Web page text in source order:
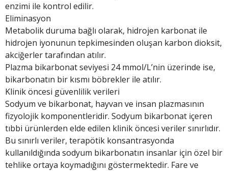
enzimi ile kontrol edilir.
Eliminasyon
Metabolik duruma bağlı olarak, hidrojen karbonat ile
hidrojen iyonunun tepkimesinden oluşan karbon dioksit,
akciğerler tarafından atılır.
Plazma bikarbonat seviyesi 24 mmol/L’nin üzerinde ise,
bikarbonatın bir kısmı böbrekler ile atılır.
Klinik öncesi güvenlilik verileri
Sodyum ve bikarbonat, hayvan ve insan plazmasının
fizyolojik komponentleridir. Sodyum bikarbonat içeren
tıbbi ürünlerden elde edilen klinik öncesi veriler sınırlıdır.
Bu sınırlı veriler, terapötik konsantrasyonda
kullanıldığında sodyum bikarbonatın insanlar için özel bir
tehlike ortaya koymadığını göstermektedir. Fare ve